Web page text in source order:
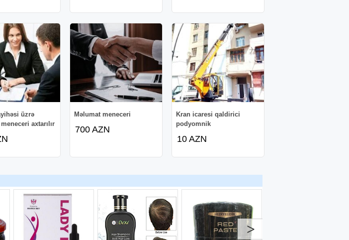
üzrə
axtarılır
Məlumat meneceri
700 AZN
Kran icaresi qaldirici
podyomnik
10 AZN